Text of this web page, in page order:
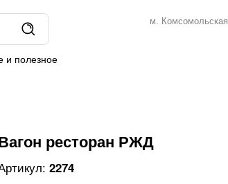
и полезное
м. Комсомольская
ресторан РЖД
2274